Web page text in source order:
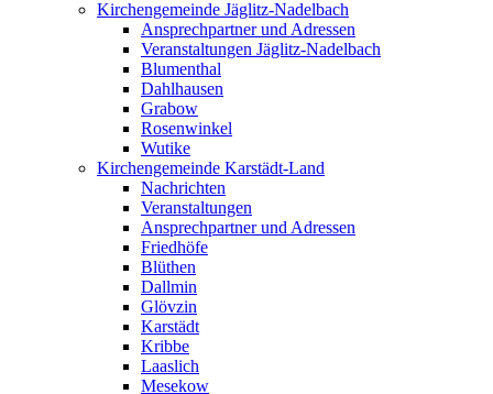
Kirchengemeinde Jäglitz-Nadelbach
Ansprechpartner und Adressen
Veranstaltungen Jäglitz-Nadelbach
Blumenthal
Dahlhausen
Grabow
Rosenwinkel
Wutike
Kirchengemeinde Karstädt-Land
Nachrichten
Veranstaltungen
Ansprechpartner und Adressen
Friedhöfe
Blüthen
Dallmin
Glövzin
Karstädt
Kribbe
Laaslich
Mesekow